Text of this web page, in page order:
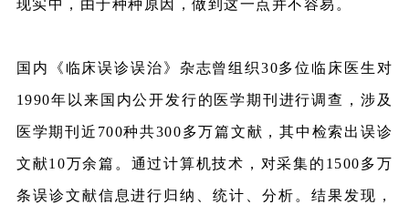
现实中，由于种种原因，做到这一点并不容易。
国内《 临床误诊误治》杂志曾组织30多位临床医生对
1990年以来国内公开发行的医学期刊进行调查，涉及
医学期刊近700种共300多万篇文献，其中检索出误诊
文献10万余篇。通过计算机技术，对采集的1500多万
条误诊文献信息进行归纳、统计、分析。结果发现，